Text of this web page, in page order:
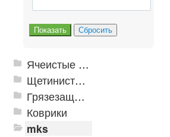
Ячеистые грязезащитные покрытия
Щетинистые покрытия
Грязезащитные, влаговпитывающие покрытия
Коврики
mks